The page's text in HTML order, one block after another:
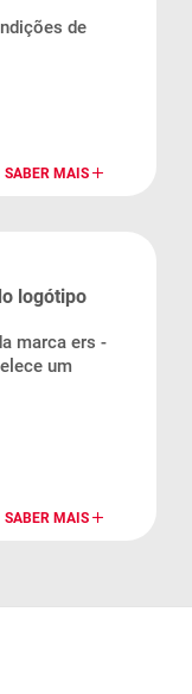
de
SABER MAIS
logótipo
marca ers -
um
SABER MAIS